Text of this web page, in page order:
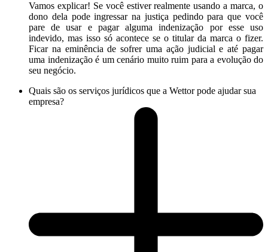
Vamos explicar! Se você estiver realmente usando a marca, o
dono dela pode ingressar na justiça pedindo para que você
pare de usar e pagar alguma indenização por esse uso
indevido, mas isso só acontece se o titular da marca o fizer.
Ficar na eminência de sofrer uma ação judicial e até pagar
uma indenização é um cenário muito ruim para a evolução do
seu negócio.
Quais são os serviços jurídicos que a Wettor pode ajudar sua
empresa?